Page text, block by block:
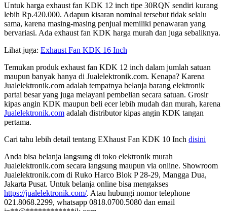
Untuk harga exhaust fan KDK 12 inch tipe 30RQN sendiri kurang
lebih Rp.420.000. Adapun kisaran nominal tersebut tidak selalu
sama, karena masing-masing penjual memiliki penawaran yang
bervariasi. Ada exhaust fan KDK harga murah dan juga sebaliknya.
Lihat juga: Exhaust Fan KDK 16 Inch
Temukan produk exhaust fan KDK 12 inch dalam jumlah satuan
maupun banyak hanya di Jualelektronik.com. Kenapa? Karena
Jualelektronik.com adalah tempatnya belanja barang elektronik
partai besar yang juga melayani pembelian secara satuan. Grosir
kipas angin KDK maupun beli ecer lebih mudah dan murah, karena
Jualelektronik.com adalah distributor kipas angin KDK tangan
pertama.
Cari tahu lebih detail tentang EXhaust Fan KDK 10 Inch disini
Anda bisa belanja langsung di toko elektronik murah
Jualelektronik.com secara langsung maupun via online. Showroom
Jualelektronik.com di Ruko Harco Blok P 28-29, Mangga Dua,
Jakarta Pusat. Untuk belanja online bisa mengakses
https://jualelektronik.com/. Atau hubungi nomor telephone
021.8068.2299, whatsapp 0818.0700.5080 dan email